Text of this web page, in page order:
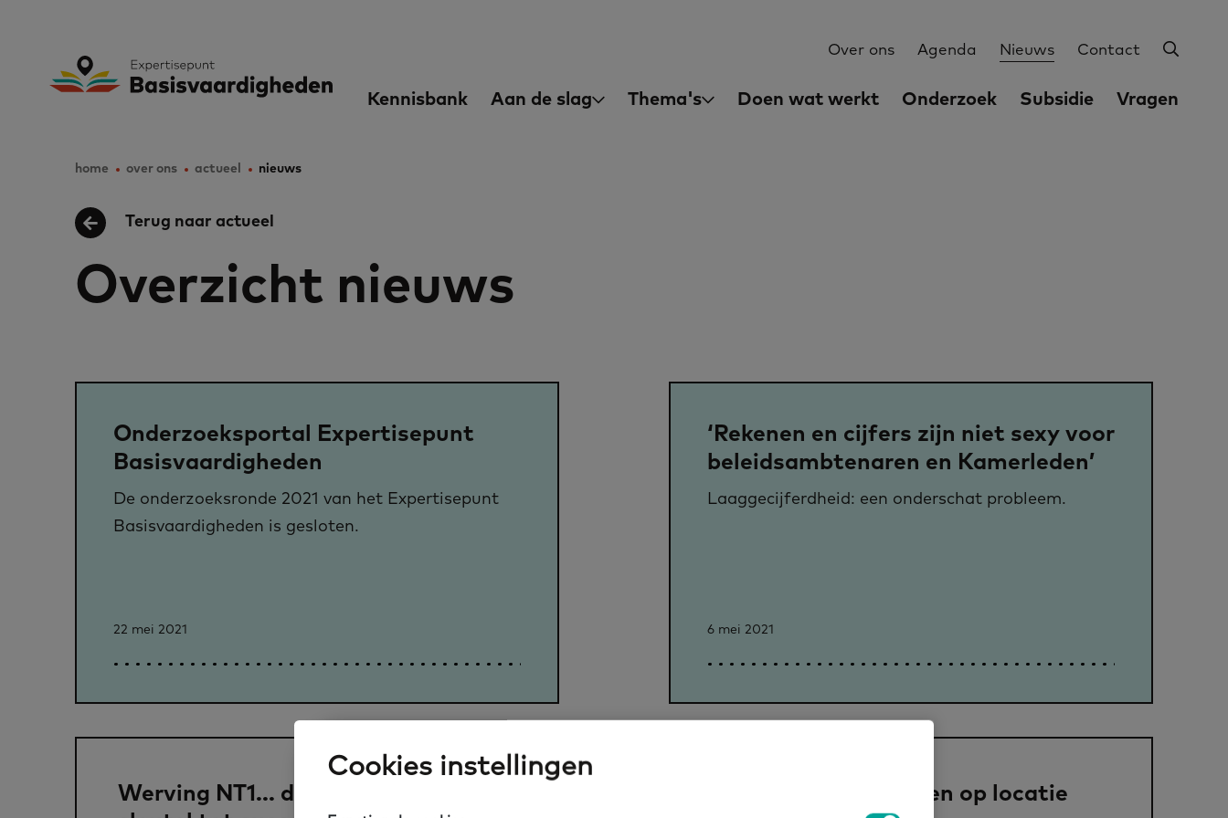
main
Expertisepunt Basisvaardigheden
Utilities
Over ons Agenda Nieuws Contact
Main
Kennisbank Aan de slag Thema's Doen wat werkt Onderzoek Subsidie Vragen
Breadcrumb
home over ons actueel nieuws
Terug naar actueel
Overzicht nieuws
Onderzoeksportal Expertisepunt
Basisvaardigheden
De onderzoeksronde 2021 van het Expertisepunt
Basisvaardigheden is gesloten.
22 mei 2021
‘Rekenen en cijfers zijn niet sexy voor
beleidsambtenaren en Kamerleden’
Laaggecijferdheid: een onderschat probleem.
6 mei 2021
Werving NT1... dat doe je niet alleen:
Coronavirus en lessen op locatie
Cookies instellingen